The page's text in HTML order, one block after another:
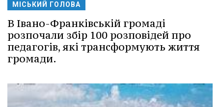
МІСЬКИЙ ГОЛОВА
В Івано-Франківській громаді
розпочали збір 100 розповідей про
педагогів, які трансформують життя
громади.